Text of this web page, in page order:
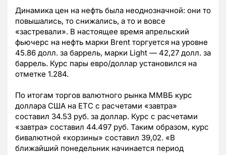
Динамика цен на нефть была неоднозначной: они то
повышались, то снижались, а то и вовсе
«застревали». В настоящее время апрельский
фьючерс на нефть марки Brent торгуется на уровне
45.86 долл. за баррель, марки Light — 42,27 долл. за
баррель. Курс пары евро/доллар установился на
отметке 1.284.
По итогам торгов валютного рынка ММВБ курс
доллара США на ЕТС с расчетами «завтра»
составил 34.53 руб. за доллар. Курс с расчетами
«завтра» составил 44.497 руб. Таким образом, курс
бивалютной «корзины» составил 39,02. «В
ближайший понедельник начинается период